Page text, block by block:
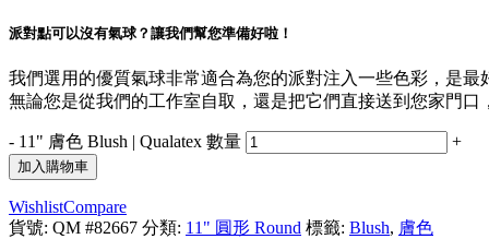
派對點可以沒有氣球？讓我們幫您準備好啦！
我們選用的優質氣球非常適合為您的派對注入一些色彩，是最
無論您是從我們的工作室自取，還是把它們直接送到您家門
- 11" 膚色 Blush | Qualatex 數量 +
加入購物車
WishlistCompare
貨號: QM #82667 分類: 11" 圓形 Round 標籤: Blush, 膚色